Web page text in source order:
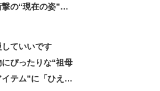
の“現在の姿”が
ていいです
ぴったりな“祖母
テム”に「ひえ